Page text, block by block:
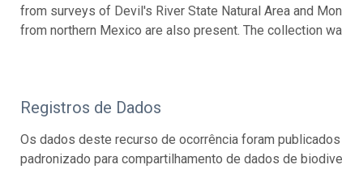
from surveys of Devil's River State Natural Area and
from northern Mexico are also present. The collection
Registros de Dados
Os dados deste recurso de ocorrência foram
padronizado para compartilhamento de dados de